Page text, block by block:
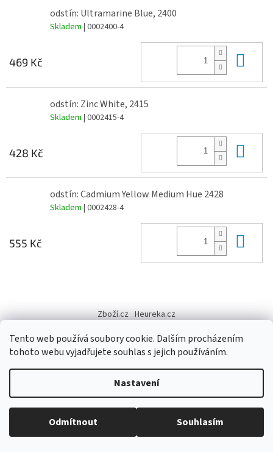
Tento web používá soubory cookie. Dalším procházením
tohoto webu vyjadřujete souhlas s jejich používáním.
Nastavení
Odmítnout Souhlasím
odstín: Ultramarine Blue, 2400
Skladem | 0002400-4
469 Kč
odstín: Zinc White, 2415
Skladem | 0002415-4
428 Kč
odstín: Cadmium Yellow Medium Hue 2428
Skladem | 0002428-4
555 Kč
p
Zboží.cz Heureka.cz
Copyright 2026Výtvarné potřeby - hedvábí.cz. Všechna práva
vyhrazena.
Upravit nastavení cookies